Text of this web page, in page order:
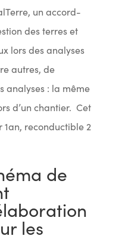
un accord-
des terres et
lors des analyses
autres, de
analyses : la même
d’un chantier. Cet
reconductible 2
de
les